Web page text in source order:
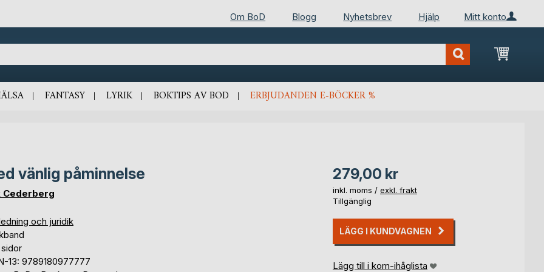
Mitt konto
Om BoD Blogg Nyhetsbrev Hjälp
Min
FANTASY LYRIK BOKTIPS AV BOD ERBJUDANDEN E-BÖCKER %
vänlig påminnelse
Cederberg
och juridik
13: 9789180977777
279,00 kr
inkl. moms / exkl. frakt
Tillgänglig
LÄGG I KUNDVAGNEN
Lägg till i kom-ihåglista